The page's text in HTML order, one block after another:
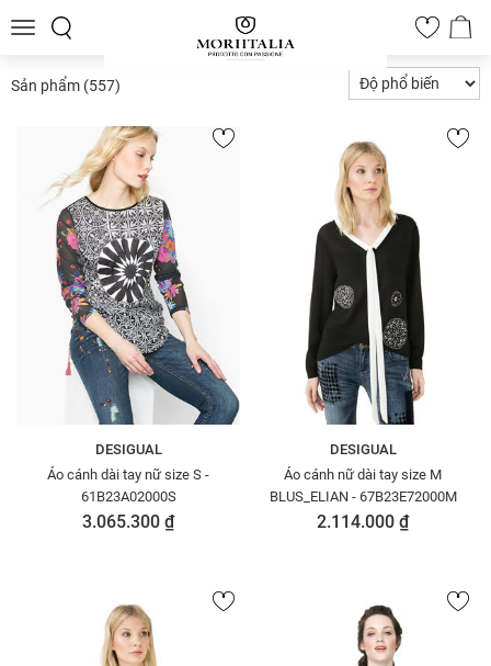
Toggle
0
Sản phẩm (557)
DESIGUAL
Áo cánh dài tay nữ size S -
61B23A02000S
3.065.300 ₫
DESIGUAL
Áo cánh nữ dài tay size M
BLUS_ELIAN - 67B23E72000M
2.114.000 ₫